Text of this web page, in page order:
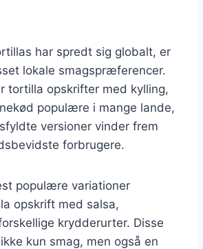
har spredt sig globalt, er
lokale smagspræferencer.
tortilla opskrifter med kylling,
populære i mange lande,
versioner vinder frem
forbrugere.
populære variationer
opskrift med salsa,
krydderurter. Disse
kun smag, men også en